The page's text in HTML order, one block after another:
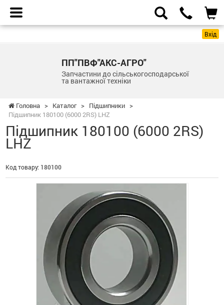
Вхід
ПП"ПВФ"АКС-АГРО"
Запчастини до сільськогосподарської
та вантажної техніки
Головна > Каталог > Підшипники >
Підшипник 180100 (6000 2RS) LHZ
Підшипник 180100 (6000 2RS)
LHZ
Код товару: 180100